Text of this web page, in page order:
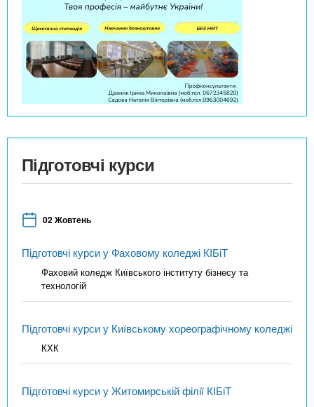
Підготовчі курси
02 Жовтень
Підготовчі курси у Фаховому коледжі КІБіТ
Фаховий коледж Київського інституту бізнесу та
технологій
Підготовчі курси у Київському хореографічному коледжі
КХК
Підготовчі курси у Житомирській філії КІБіТ